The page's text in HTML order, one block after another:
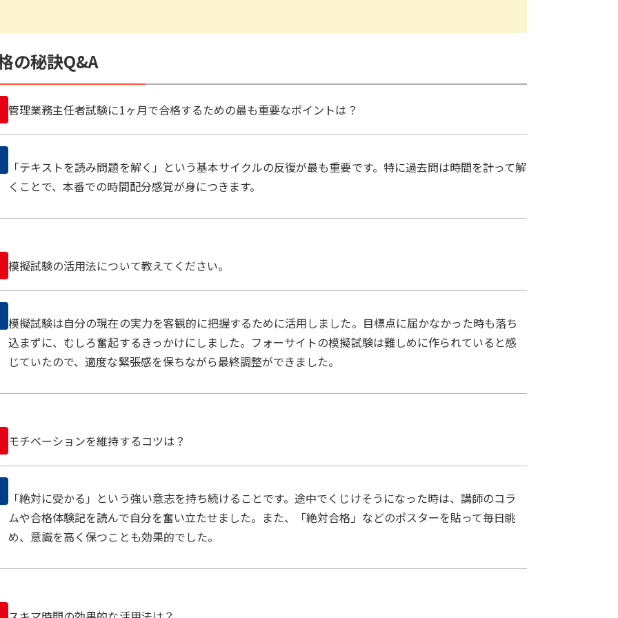
の秘訣Q&A
管理業務主任者試験に1ヶ月で合格するための最も重要なポイントは？
「テキストを読み問題を解く」という基本サイクルの反復が最も重要です。特に過去問は時間を計って解
くことで、本番での時間配分感覚が身につきます。
模擬試験の活用法について教えてください。
模擬試験は自分の現在の実力を客観的に把握するために活用しました。目標点に届かなかった時も落ち
込まずに、むしろ奮起するきっかけにしました。フォーサイトの模擬試験は難しめに作られていると感
じていたので、適度な緊張感を保ちながら最終調整ができました。
モチベーションを維持するコツは？
「絶対に受かる」という強い意志を持ち続けることです。途中でくじけそうになった時は、講師のコラ
ムや合格体験記を読んで自分を奮い立たせました。また、「絶対合格」などのポスターを貼って毎日眺
め、意識を高く保つことも効果的でした。